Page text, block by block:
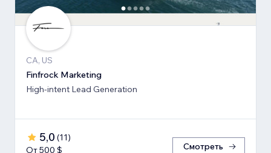
CA, US
Finfrock Marketing
High-intent Lead Generation
5,0 (11)
От 500 $
Смотреть